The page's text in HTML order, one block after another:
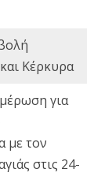
Κέρκυρα
για
με τον
στις 24-